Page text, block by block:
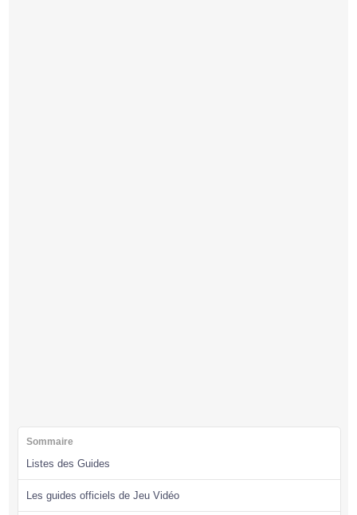
Sommaire
Listes des Guides
Les guides officiels de Jeu Vidéo